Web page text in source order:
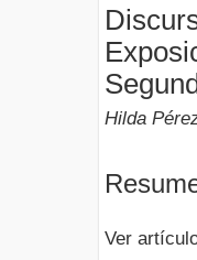
Hilda
Ver